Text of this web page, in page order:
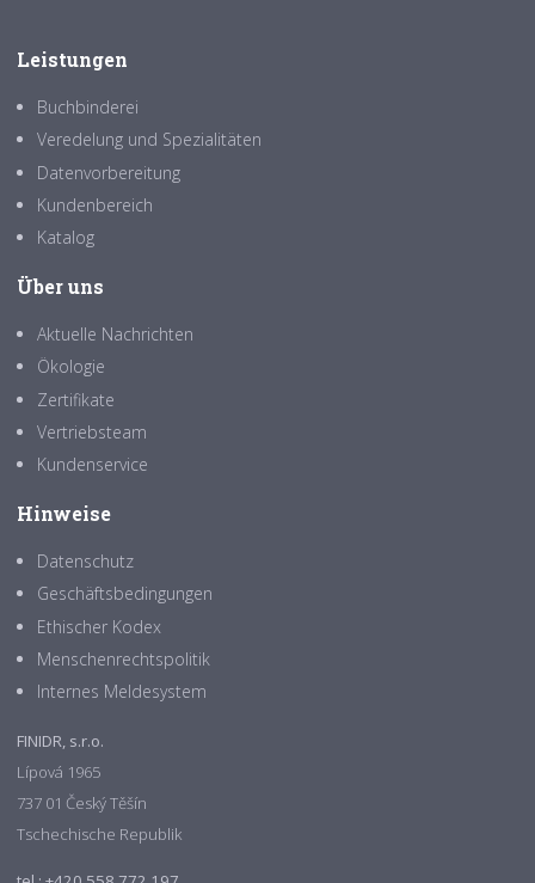
Leistungen
Buchbinderei
Veredelung und Spezialitäten
Datenvorbereitung
Kundenbereich
Katalog
Über uns
Aktuelle Nachrichten
Ökologie
Zertifikate
Vertriebsteam
Kundenservice
Hinweise
Datenschutz
Geschäftsbedingungen
Ethischer Kodex
Menschenrechtspolitik
Internes Meldesystem
FINIDR, s.r.o.
Lípová 1965
737 01 Český Těšín
Tschechische Republik